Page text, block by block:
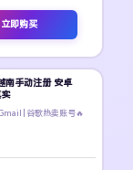
立即购买
南手动注册 安卓
| 谷歌热卖账号🔥